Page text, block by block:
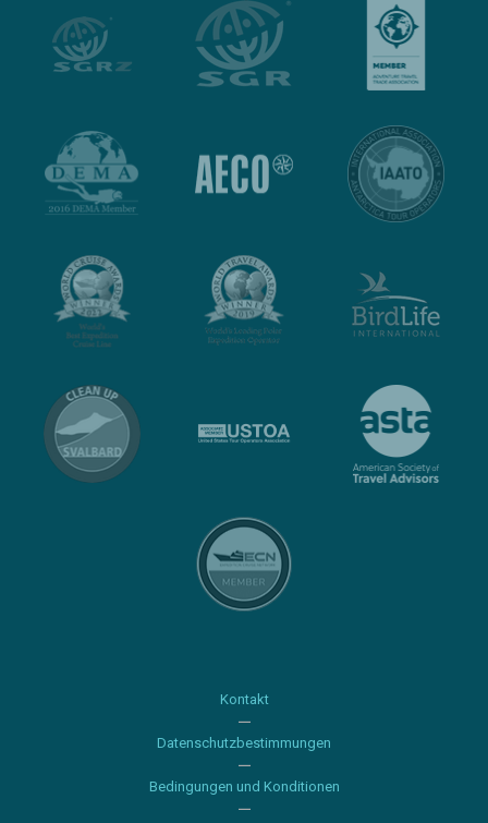
Kontakt
Datenschutzbestimmungen
Bedingungen und Konditionen